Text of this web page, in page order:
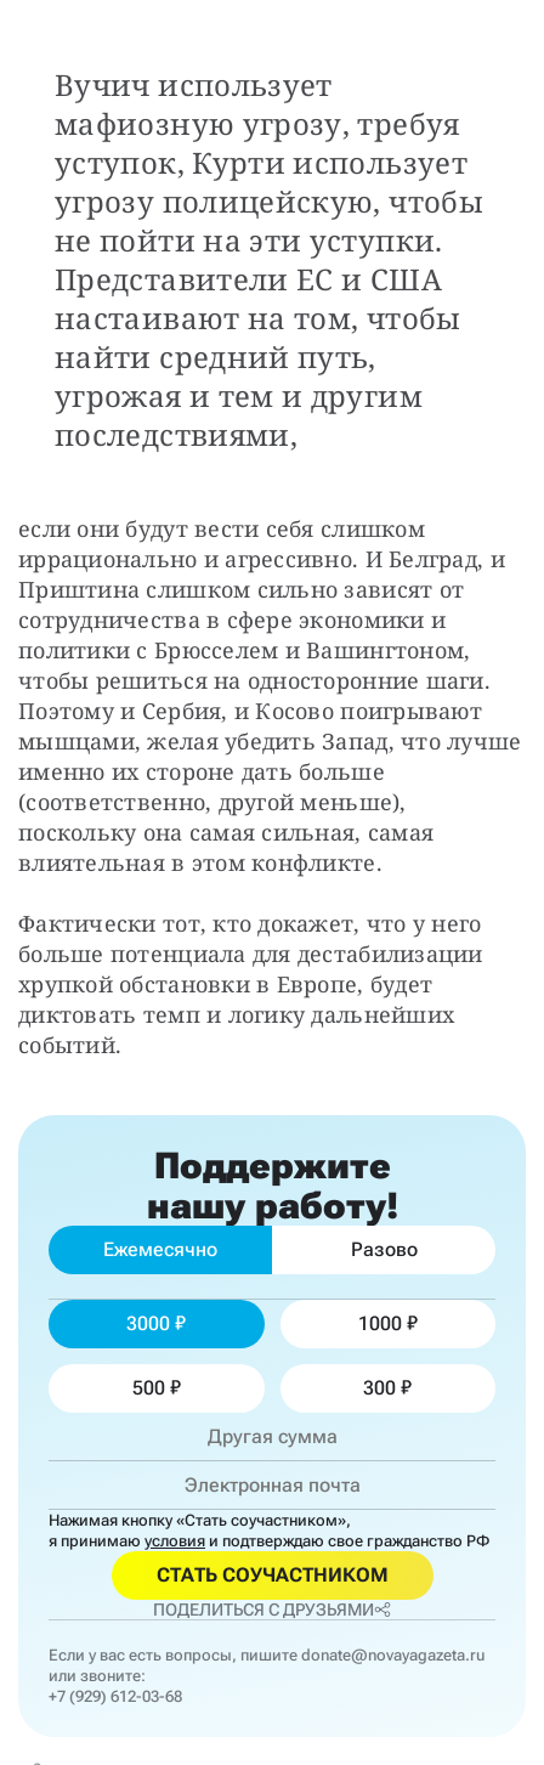
Вучич использует
мафиозную угрозу, требуя
уступок, Курти использует
угрозу полицейскую, чтобы
не пойти на эти уступки.
Представители ЕС и США
настаивают на том, чтобы
найти средний путь,
угрожая и тем и другим
последствиями,
если они будут вести себя слишком
иррационально и агрессивно. И Белград, и
Приштина слишком сильно зависят от
сотрудничества в сфере экономики и
политики с Брюсселем и Вашингтоном,
чтобы решиться на односторонние шаги.
Поэтому и Сербия, и Косово поигрывают
мышцами, желая убедить Запад, что лучше
именно их стороне дать больше
(соответственно, другой меньше),
поскольку она самая сильная, самая
влиятельная в этом конфликте.
Фактически тот, кто докажет, что у него
больше потенциала для дестабилизации
хрупкой обстановки в Европе, будет
диктовать темп и логику дальнейших
событий.
Поддержите
нашу работу!
Ежемесячно Разово
3000 1000
500 300
Нажимая кнопку «Стать соучастником»,
я принимаю условия и подтверждаю свое гражданство РФ
СТАТЬ СОУЧАСТНИКОМ
ПОДЕЛИТЬСЯ С ДРУЗЬЯМИ
Если у вас есть вопросы, пишите donate@novayagazeta.ru
или звоните:
+7 (929) 612-03-68